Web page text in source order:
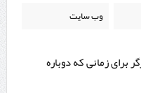
برای زمانی که دوباره